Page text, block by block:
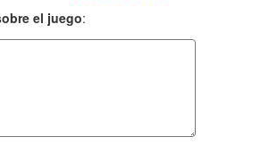
el juego: